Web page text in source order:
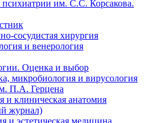
им. С.С. Корсакова.
сосудистая хирургия
и венерология
Оценка и выбор
микробиология и вирусология
П.А. Герцена
и клиническая анатомия
журнал)
и эстетическая медицина